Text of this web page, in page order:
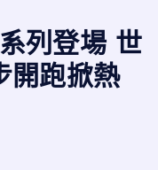
列登場 世
開跑掀熱